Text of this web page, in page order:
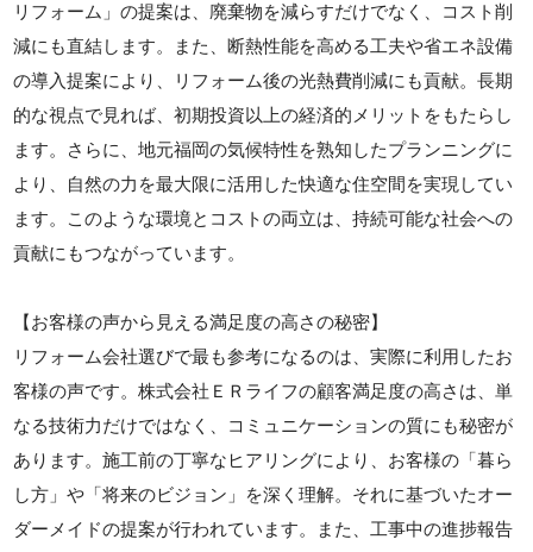
リフォーム」の提案は、廃棄物を減らすだけでなく、コスト削
減にも直結します。また、断熱性能を高める工夫や省エネ設備
の導入提案により、リフォーム後の光熱費削減にも貢献。長期
的な視点で見れば、初期投資以上の経済的メリットをもたらし
ます。さらに、地元福岡の気候特性を熟知したプランニングに
より、自然の力を最大限に活用した快適な住空間を実現してい
ます。このような環境とコストの両立は、持続可能な社会への
貢献にもつながっています。
【お客様の声から見える満足度の高さの秘密】
リフォーム会社選びで最も参考になるのは、実際に利用したお
客様の声です。株式会社ＥＲライフの顧客満足度の高さは、単
なる技術力だけではなく、コミュニケーションの質にも秘密が
あります。施工前の丁寧なヒアリングにより、お客様の「暮ら
し方」や「将来のビジョン」を深く理解。それに基づいたオー
ダーメイドの提案が行われています。また、工事中の進捗報告